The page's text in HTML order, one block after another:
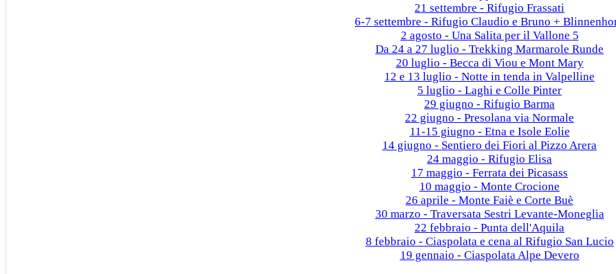
21 settembre - Rifugio Frassati
6-7 settembre - Rifugio Claudio e Bruno +
2 agosto - Una Salita per il Vallone 5
Da 24 a 27 luglio - Trekking Marmarole Runde
20 luglio - Becca di Viou e Mont Mary
12 e 13 luglio - Notte in tenda in Valpelline
5 luglio - Laghi e Colle Pinter
29 giugno - Rifugio Barma
22 giugno - Presolana via Normale
11-15 giugno - Etna e Isole Eolie
14 giugno - Sentiero dei Fiori al Pizzo Arera
24 maggio - Rifugio Elisa
17 maggio - Ferrata dei Picasass
10 maggio - Monte Crocione
26 aprile - Monte Faiè e Corte Buè
30 marzo - Traversata Sestri Levante-Moneglia
22 febbraio - Punta dell'Aquila
8 febbraio - Ciaspolata e cena al Rifugio San Lucio
19 gennaio - Ciaspolata Alpe Devero